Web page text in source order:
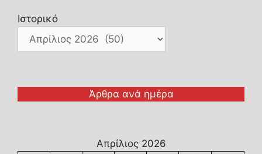
Ιστορικό
Άρθρα ανά ημέρα
Απρίλιος 2026